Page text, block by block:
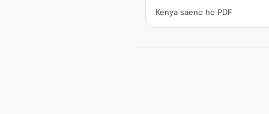
Kenya saeno ho PDF